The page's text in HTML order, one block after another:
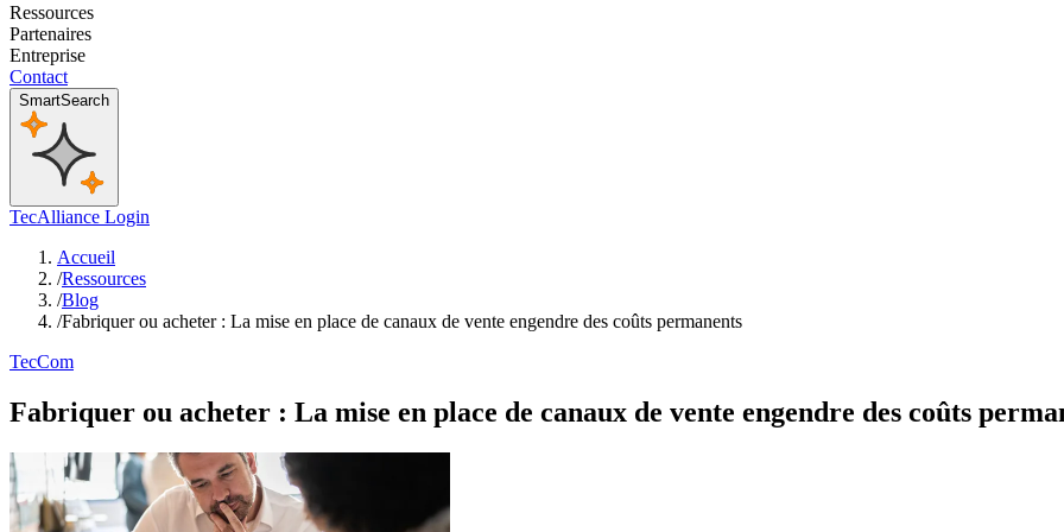
Ressources
Partenaires
Entreprise
Contact
SmartSearch
TecAlliance Login
Accueil
/Ressources
/Blog
/Fabriquer ou acheter : La mise en place de canaux de vente engendre des coûts permanents
TecCom
Fabriquer ou acheter : La mise en place de canaux de vente engendre des coûts